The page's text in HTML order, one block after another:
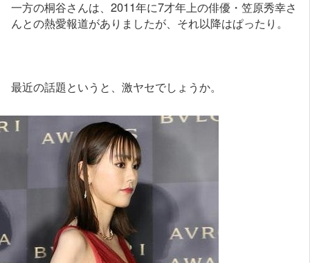
一方の桐谷さんは、2011年に7才年上の俳優・笠原秀幸さ
んとの熱愛報道がありましたが、それ以降はぱったり。
最近の話題というと、激ヤセでしょうか。